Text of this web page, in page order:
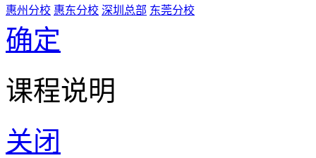
惠州分校 惠东分校 深圳总部 东莞分校
确定
课程说明
关闭